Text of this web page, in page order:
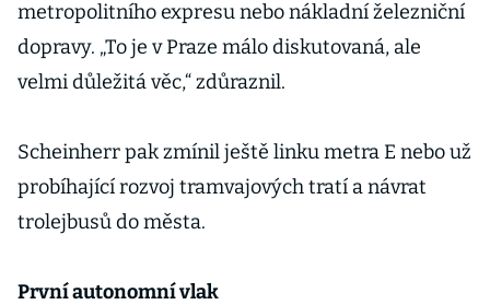
metropolitního expresu nebo nákladní železniční
dopravy. „To je v Praze málo diskutovaná, ale
velmi důležitá věc,“ zdůraznil.
Scheinherr pak zmínil ještě linku metra E nebo už
probíhající rozvoj tramvajových tratí a návrat
trolejbusů do města.
První autonomní vlak